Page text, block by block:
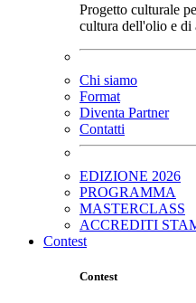
Progetto culturale
cultura dell'olio e di
Chi siamo
Format
Diventa Partner
Contatti
EDIZIONE 2026
PROGRAMMA
MASTERCLASS
ACCREDITI
Contest
Contest